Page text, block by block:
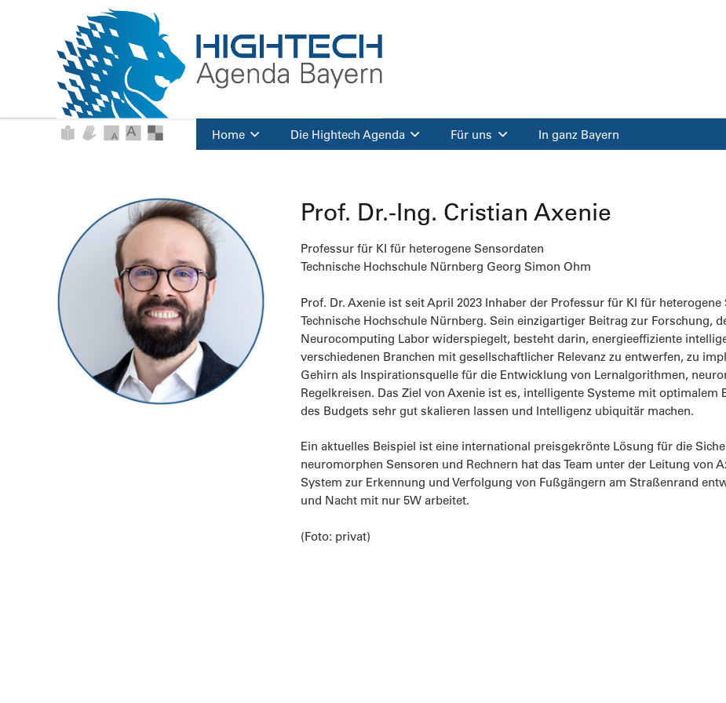
Home Die Hightech Agenda Für uns In ganz Bayern
Prof. Dr.-Ing. Cristian Axenie
Professur für KI für heterogene Sensordaten
Technische Hochschule Nürnberg Georg Simon Ohm
Prof. Dr. Axenie ist seit April 2023 Inhaber der Professur für KI für
Technische Hochschule Nürnberg. Sein einzigartiger Beitrag zur Forschung,
Neurocomputing Labor widerspiegelt, besteht darin, energieeffiziente
verschiedenen Branchen mit gesellschaftlicher Relevanz zu entwerfen, zu
Gehirn als Inspirationsquelle für die Entwicklung von Lernalgorithmen,
Regelkreisen. Das Ziel von Axenie ist es, intelligente Systeme mit
des Budgets sehr gut skalieren lassen und Intelligenz ubiquitär machen.
Ein aktuelles Beispiel ist eine international preisgekrönte Lösung für die
neuromorphen Sensoren und Rechnern hat das Team unter der Leitung von
System zur Erkennung und Verfolgung von Fußgängern am Straßenrand
und Nacht mit nur 5W arbeitet.
(Foto: privat)